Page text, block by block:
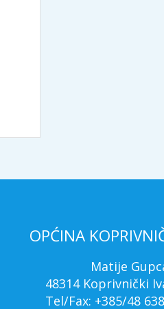
OPĆINA
Matije
48314 Koprivnički
Tel/Fax: +385/48